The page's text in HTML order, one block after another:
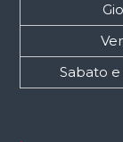
Sabato